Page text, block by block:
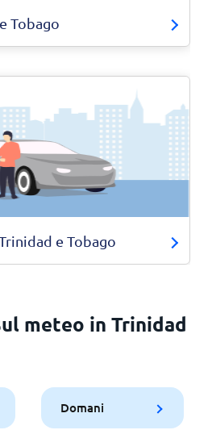
Tobago
e Tobago
meteo in Trinidad
Domani